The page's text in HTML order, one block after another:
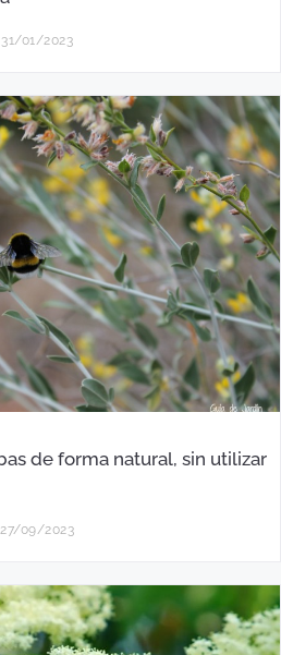
31/01/2023
de forma natural, sin utilizar
27/09/2023